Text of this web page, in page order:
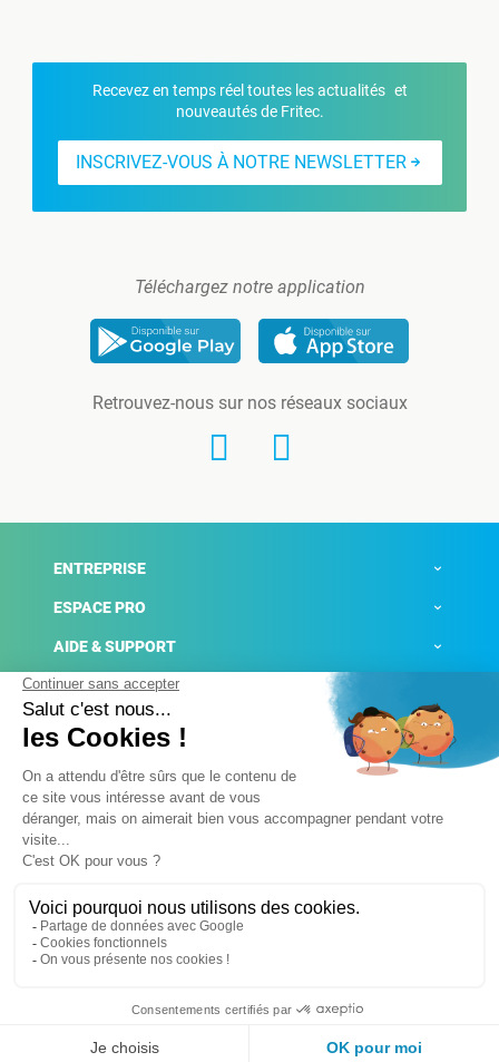
Recevez en temps réel toutes les actualités et
nouveautés de Fritec.
INSCRIVEZ-VOUS À NOTRE NEWSLETTER
Téléchargez notre application
Retrouvez-nous sur nos réseaux sociaux
ENTREPRISE
ESPACE PRO
AIDE & SUPPORT
ACTUALITÉS
Mentions légales
Conditions générales de ventes
Plateforme de signalement